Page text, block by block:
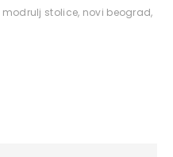
modrulj stolice, novi beograd,